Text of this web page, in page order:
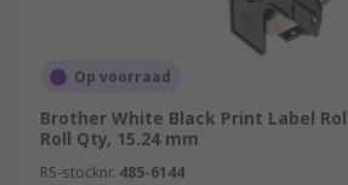
Op voorraad
Brother White Black Print Label
Roll Qty, 15.24 mm
RS-stocknr. 485-6144